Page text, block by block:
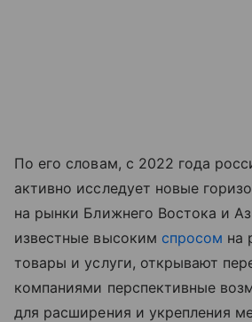
По его словам, с 2022 года
активно исследует новые
на рынки Ближнего Востока и
известные высоким спросом на
товары и услуги, открывают
компаниями перспективные
для расширения и укрепления